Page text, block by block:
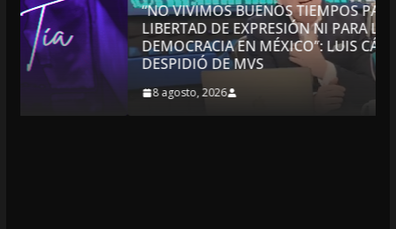
“NO VIVIMOS BUENOS TIEMPOS PARA LA
LIBERTAD DE EXPRESIÓN NI PARA LA
DEMOCRACIA EN MÉXICO”: LUIS CÁRDENAS; SE
DESPIDIÓ DE MVS
8 agosto, 2026